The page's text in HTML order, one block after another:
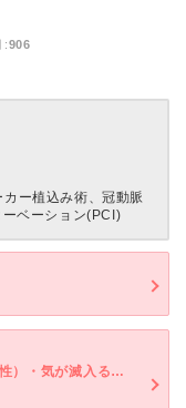
906
ー植込み術、冠動脈
ベーション(PCI)
だるい・動悸・息切れ・性欲の低下（男性）・気が滅入る・不安